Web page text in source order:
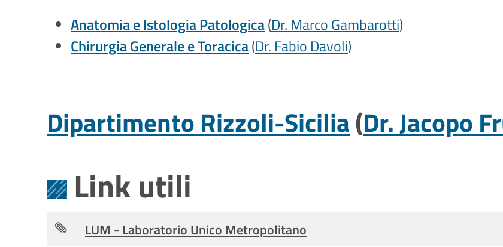
Anatomia e Istologia Patologica(Dr. Marco Gambarotti)
Chirurgia Generale e Toracica(Dr. Fabio Davoli)
Dipartimento Rizzoli-Sicilia(Dr. Jacopo
Link utili
LUM - Laboratorio Unico Metropolitano